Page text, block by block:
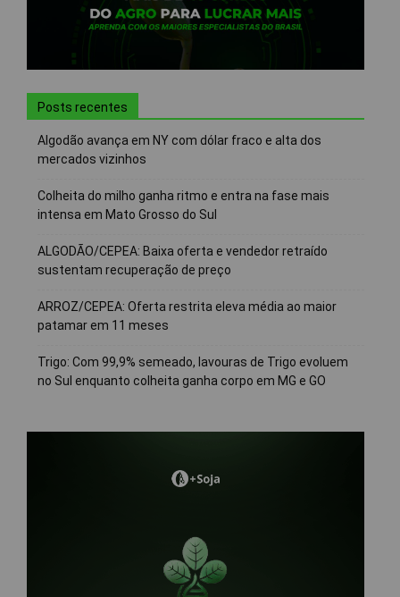
Posts recentes
Algodão avança em NY com dólar fraco e alta dos
mercados vizinhos
Colheita do milho ganha ritmo e entra na fase mais
intensa em Mato Grosso do Sul
ALGODÃO/CEPEA: Baixa oferta e vendedor retraído
sustentam recuperação de preço
ARROZ/CEPEA: Oferta restrita eleva média ao maior
patamar em 11 meses
Trigo: Com 99,9% semeado, lavouras de Trigo evoluem
no Sul enquanto colheita ganha corpo em MG e GO